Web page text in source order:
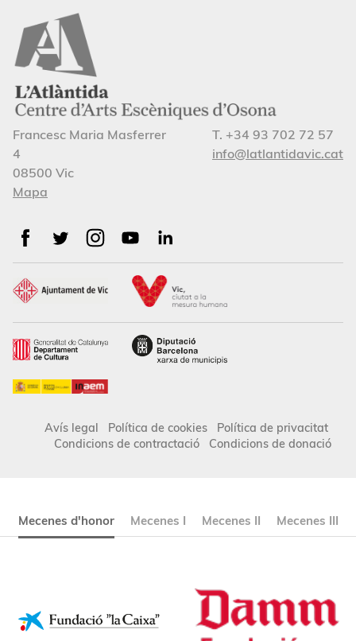
Francesc Maria Masferrer
4
08500 Vic
Mapa
T. +34 93 702 72 57
info@latlantidavic.cat
Avís legal Política de cookies
Política de privacitat
Condicions de contractació
Condicions de donació
Mecenes d'honor Mecenes I Mecenes II Mecenes III